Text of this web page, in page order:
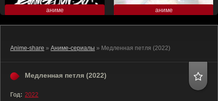
аниме аниме
Anime-share » Аниме-сериалы » Медленная петля (2022)
Медленная петля (2022)
Год: 2022